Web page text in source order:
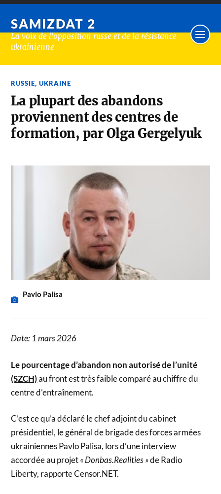
SAMIZDAT 2
La voix de l'opposition russe et de la résistance
ukrainienne
RUSSIE,UKRAINE
La plupart des abandons
proviennent des centres de
formation, par Olga Gergelyuk
Pavlo Palisa
Date: 1 mars 2026
Le pourcentage d’abandon non autorisé de l’unité
(SZCH)au front est très faible comparé au chiffre du
centre d’entraînement.
C’est ce qu’a déclaré le chef adjoint du cabinet
présidentiel, le général de brigade des forces armées
ukrainiennes Pavlo Palisa, lors d’une interview
accordée au projet« Donbas.Realities »de Radio
Liberty, rapporte Censor.NET.